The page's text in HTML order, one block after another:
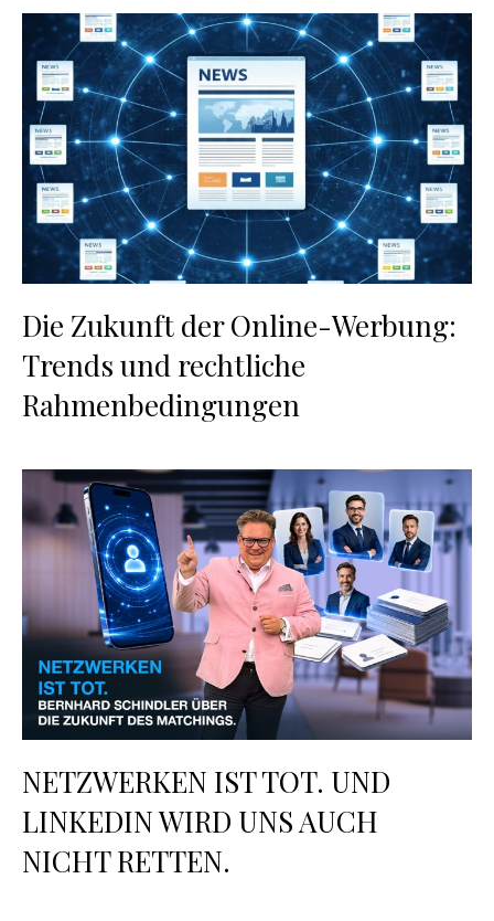
Die Zukunft der Online-Werbung:
Trends und rechtliche
Rahmenbedingungen
NETZWERKEN IST TOT. UND
LINKEDIN WIRD UNS AUCH
NICHT RETTEN.